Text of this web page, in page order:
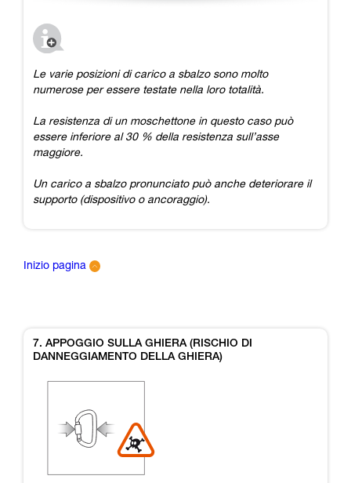
Le varie posizioni di carico a sbalzo sono molto
numerose per essere testate nella loro totalità.
La resistenza di un moschettone in questo caso può
essere inferiore al 30 % della resistenza sull’asse
maggiore.
Un carico a sbalzo pronunciato può anche deteriorare il
supporto (dispositivo o ancoraggio).
Inizio pagina
7. APPOGGIO SULLA GHIERA (RISCHIO DI
DANNEGGIAMENTO DELLA GHIERA)